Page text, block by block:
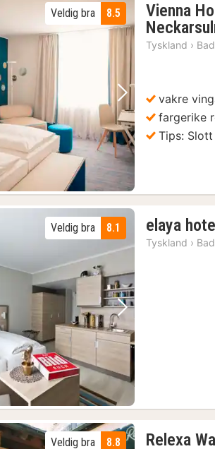
bilde Neste bilde
8.5
Veldig bra
Vienna
Tyskland ›
vakre
fargerike
Tips:
bilde Neste bilde
8.1
Veldig bra elaya
Tyskland ›
8.8
Veldig bra Relexa